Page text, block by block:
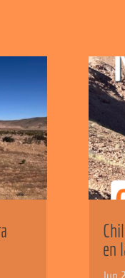
en